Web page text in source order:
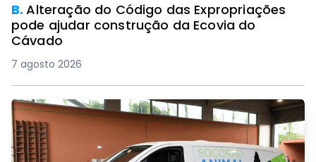
B.Alteração do Código das Expropriações
pode ajudar construção da Ecovia do
Cávado
7 agosto 2026